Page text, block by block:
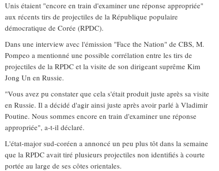
Unis étaient "encore en train d'examiner une réponse appropriée"
aux récents tirs de projectiles de la République populaire
démocratique de Corée (RPDC).
Dans une interview avec l'émission "Face the Nation" de CBS, M.
Pompeo a mentionné une possible corrélation entre les tirs de
projectiles de la RPDC et la visite de son dirigeant suprême Kim
Jong Un en Russie.
"Vous avez pu constater que cela s'était produit juste après sa visite
en Russie. Il a décidé d'agir ainsi juste après avoir parlé à Vladimir
Poutine. Nous sommes encore en train d'examiner une réponse
appropriée", a-t-il déclaré.
L'état-major sud-coréen a annoncé un peu plus tôt dans la semaine
que la RPDC avait tiré plusieurs projectiles non identifiés à courte
portée au large de ses côtes orientales.